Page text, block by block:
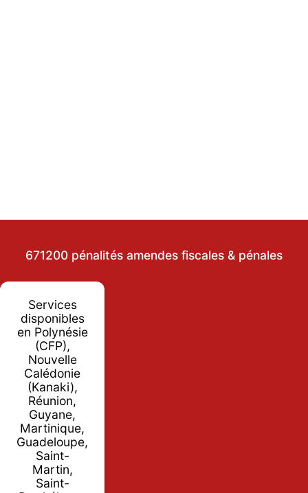
671200 pénalités amendes fiscales & pénales
Services
disponibles
en Polynésie
(CFP),
Nouvelle
Calédonie
(Kanaki),
Réunion,
Guyane,
Martinique,
Guadeloupe,
Saint-
Martin,
Saint-